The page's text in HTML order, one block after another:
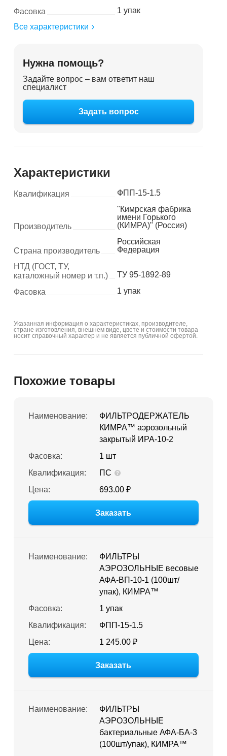
Фасовка
1 упак
Все характеристики
Нужна помощь?
Задайте вопрос – вам ответит наш
специалист
Задать вопрос
Характеристики
Квалификация ФПП-15-1.5
Производитель
"Кимрская фабрика
имени Горького
(КИМРА)" (Россия)
Страна производитель
Российская
Федерация
НТД (ГОСТ, ТУ,
каталожный номер и т.п.)
ТУ 95-1892-89
Фасовка
1 упак
Указанная информация о характеристиках, производителе,
стране изготовления, внешнем виде, цвете и стоимости товара
носит справочный характер и не является публичной офертой.
Похожие товары
Наименование:
ФИЛЬТРОДЕРЖАТЕЛЬ
КИМРА™ аэрозольный
закрытый ИРА-10-2
Фасовка:
1 шт
Квалификация:
ПС
Цена:
693.00 ₽
Заказать
Наименование:
ФИЛЬТРЫ
АЭРОЗОЛЬНЫЕ весовые
АФА-ВП-10-1 (100шт/
упак), КИМРА™
Фасовка:
1 упак
Квалификация:
ФПП-15-1.5
Цена:
1 245.00 ₽
Заказать
Наименование:
ФИЛЬТРЫ
АЭРОЗОЛЬНЫЕ
бактериальные АФА-БА-3
(100шт/упак), КИМРА™